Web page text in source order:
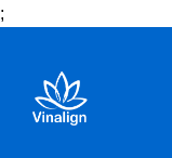
;
content